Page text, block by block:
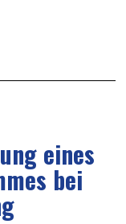
eines
bei